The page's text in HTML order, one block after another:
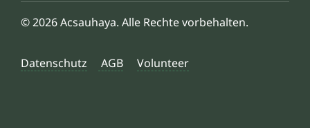
© 2026 Acsauhaya. Alle Rechte vorbehalten.
Datenschutz AGB Volunteer